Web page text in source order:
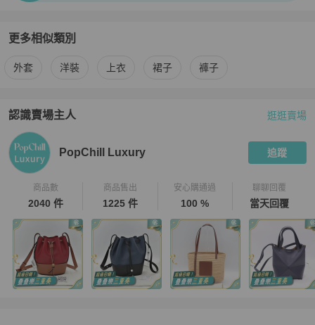
更多相似類別
更多 Moncler女裝 相似商品推薦
外套 洋裝 上衣 裙子 褲子
認識賣場主人
PopChill 拍拍圈嚴選賣家
逛逛賣場
PopChill Luxury 追蹤
商品數
2040 件
商品售出
1225 件
安心購通過
100 %
聊聊回覆
當天回覆